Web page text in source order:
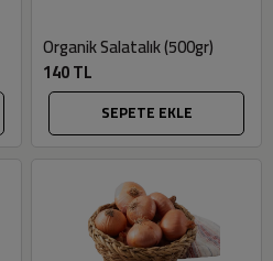
Organik Salatalık (500gr)
140 TL
SEPETE EKLE